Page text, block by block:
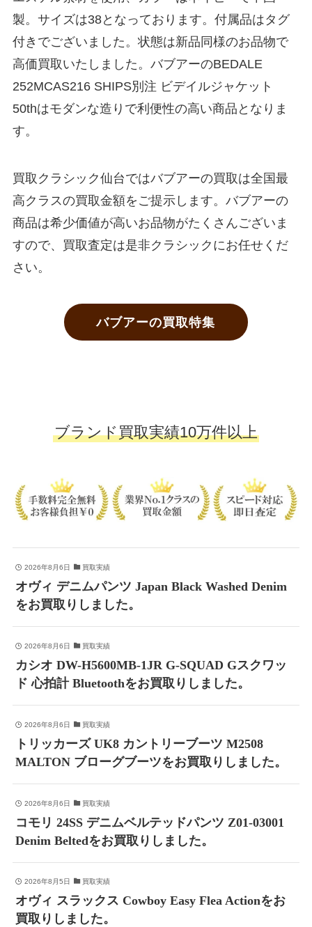
製。サイズは38となっております。付属品はタグ
付きでございました。状態は新品同様のお品物で
高価買取いたしました。バブアーのBEDALE
252MCAS216 SHIPS別注 ビデイルジャケット
50thはモダンな造りで利便性の高い商品となりま
す。
買取クラシック仙台ではバブアーの買取は全国最
高クラスの買取金額をご提示します。バブアーの
商品は希少価値が高いお品物がたくさんございま
すので、買取査定は是非クラシックにお任せくだ
さい。
バブアーの買取特集
ブランド買取実績10万件以上
2026年8月6日 買取実績
オヴィ デニムパンツ Japan Black Washed Denim
をお買取りしました。
2026年8月6日 買取実績
カシオ DW-H5600MB-1JR G-SQUAD Gスクワッ
ド 心拍計 Bluetoothをお買取りしました。
2026年8月6日 買取実績
トリッカーズ UK8 カントリーブーツ M2508
MALTON ブローグブーツをお買取りしました。
2026年8月6日 買取実績
コモリ 24SS デニムベルテッドパンツ Z01-03001
Denim Beltedをお買取りしました。
2026年8月5日 買取実績
オヴィ スラックス Cowboy Easy Flea Actionをお
買取りしました。